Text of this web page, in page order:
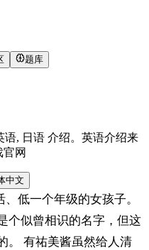
题库
语, 日语 介绍。英语介绍来
网
中文
低一个年级的女孩子。
个似曾相识的名字，但这
。 有祐美酱虽然给人清